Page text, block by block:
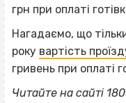
грн при оплаті
Нагадаємо, що
року вартість
гривень при оплаті
Читайте на сайті